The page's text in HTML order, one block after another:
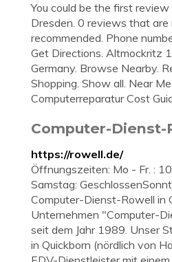
You could be the first
Dresden. 0 reviews that are
recommended. Phone
Get Directions. Altmockritz
Germany. Browse Nearby.
Shopping. Show all. Near
Computerreparatur Cost
Computer-Dienst-
https://rowell.de/
Öffnungszeiten: Mo - Fr. :
Samstag:
Computer-Dienst-Rowell in
Unternehmen "Computer-
seit dem Jahr 1989. Unser
in Quickborn (nördlich von